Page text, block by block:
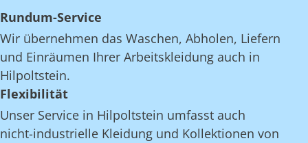
Rundum-Service
Wir übernehmen das Waschen, Abholen, Liefern
und Einräumen Ihrer Arbeitskleidung auch in
Hilpoltstein.
Flexibilität
Unser Service in Hilpoltstein umfasst auch
nicht-industrielle Kleidung und Kollektionen von